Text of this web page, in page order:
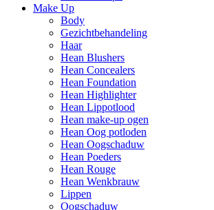
Make Up
Body
Gezichtbehandeling
Haar
Hean Blushers
Hean Concealers
Hean Foundation
Hean Highlighter
Hean Lippotlood
Hean make-up ogen
Hean Oog potloden
Hean Oogschaduw
Hean Poeders
Hean Rouge
Hean Wenkbrauw
Lippen
Oogschaduw